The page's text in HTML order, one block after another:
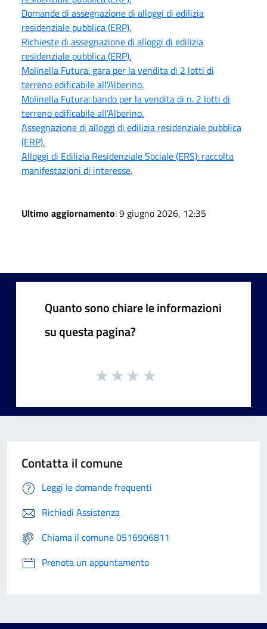
Domande di assegnazione di alloggi di edilizia
residenziale pubblica (ERP).
Richieste di assegnazione di alloggi di edilizia
residenziale pubblica (ERP).
Molinella Futura: gara per la vendita di 2 lotti di
terreno edificabile all'Alberino.
Molinella Futura: bando per la vendita di n. 2 lotti di
terreno edificabile all'Alberino.
Assegnazione di alloggi di edilizia residenziale pubblica
(ERP).
Alloggi di Edilizia Residenziale Sociale (ERS): raccolta
manifestazioni di interesse.
Ultimo aggiornamento: 9 giugno 2026, 12:35
Quanto sono chiare le informazioni
su questa pagina?
Contatta il comune
Leggi le domande frequenti
Richiedi Assistenza
Chiama il comune 0516906811
Prenota un appuntamento